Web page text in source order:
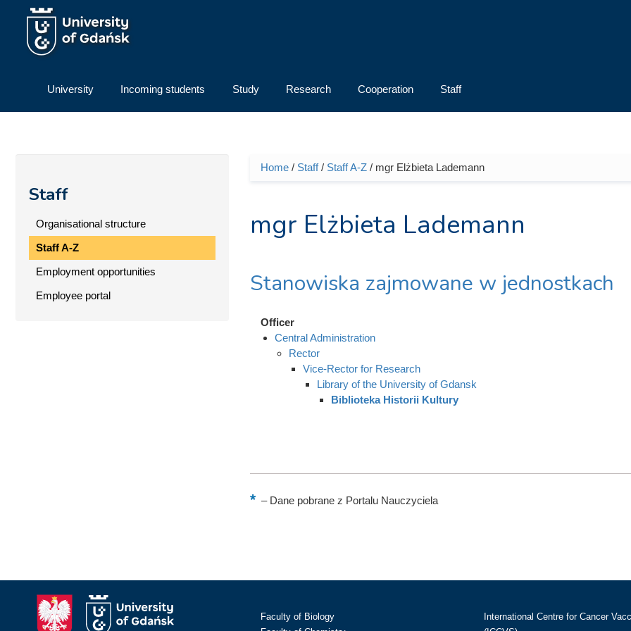
Skip to main content
University Incoming students Study Research Cooperation Staff
Staff
Organisational structure
Staff A-Z
Employment opportunities
Employee portal
You are here
Home/ Staff/ Staff A-Z/ mgr Elżbieta Lademann
mgr Elżbieta Lademann
Stanowiska zajmowane w jednostkach
Officer
Central Administration
Rector
Vice-Rector for Research
Library of the University of Gdansk
Biblioteka Historii Kultury
–Dane pobrane z Portalu Nauczyciela
Faculty of Biology
International Centre for Cancer